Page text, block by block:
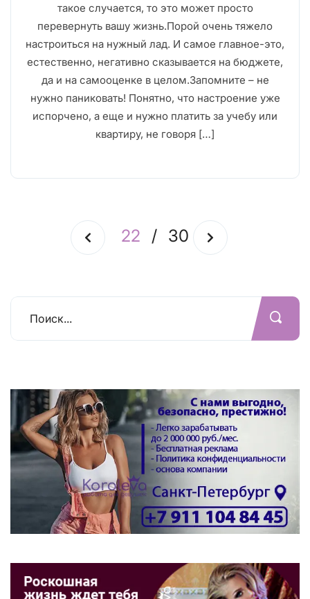
такое случается, то это может просто
перевернуть вашу жизнь.Порой очень тяжело
настроиться на нужный лад. И самое главное-это,
естественно, негативно сказывается на бюджете,
да и на самооценке в целом.Запомните – не
нужно паниковать! Понятно, что настроение уже
испорчено, а еще и нужно платить за учебу или
квартиру, не говоря […]
22 / 30